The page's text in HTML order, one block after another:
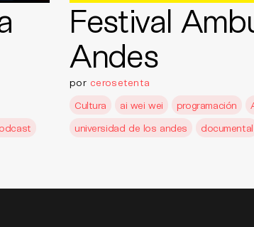
Festival
Andes
por cerosetenta
Cultura
ai wei wei programación
universidad de los andes
documental